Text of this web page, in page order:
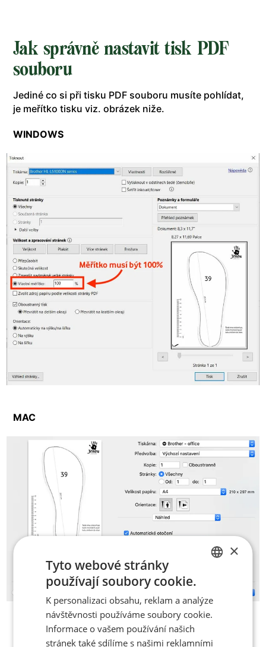
Jak správně nastavit tisk PDF
souboru
Jediné co si při tisku PDF souboru musíte pohlídat,
je meřítko tisku viz. obrázek niže.
WINDOWS
MAC
ENGLISH
×
Tyto webové stránky
používají soubory cookie.
K personalizaci obsahu, reklam a analýze
návštěvnosti používáme soubory cookie.
Informace o vašem používání našich
stránek také sdílíme s našimi reklamními